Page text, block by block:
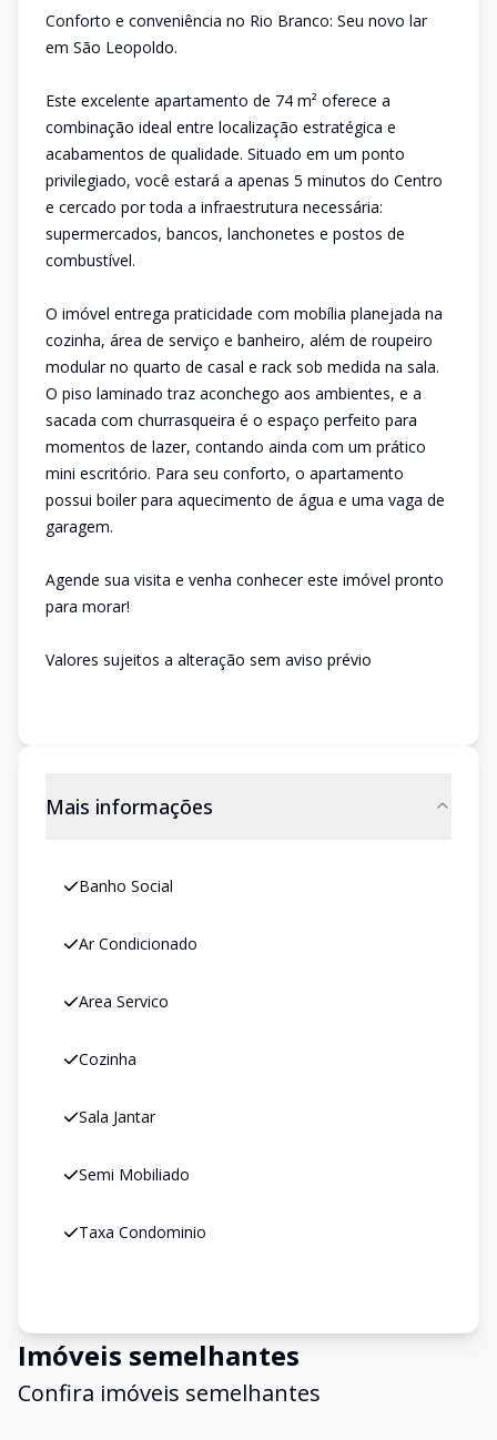
Conforto e conveniência no Rio Branco: Seu novo lar
em São Leopoldo.
Este excelente apartamento de 74 m² oferece a
combinação ideal entre localização estratégica e
acabamentos de qualidade. Situado em um ponto
privilegiado, você estará a apenas 5 minutos do Centro
e cercado por toda a infraestrutura necessária:
supermercados, bancos, lanchonetes e postos de
combustível.
O imóvel entrega praticidade com mobília planejada na
cozinha, área de serviço e banheiro, além de roupeiro
modular no quarto de casal e rack sob medida na sala.
O piso laminado traz aconchego aos ambientes, e a
sacada com churrasqueira é o espaço perfeito para
momentos de lazer, contando ainda com um prático
mini escritório. Para seu conforto, o apartamento
possui boiler para aquecimento de água e uma vaga de
garagem.
Agende sua visita e venha conhecer este imóvel pronto
para morar!
Valores sujeitos a alteração sem aviso prévio
Mais informações
Banho Social
Ar Condicionado
Area Servico
Cozinha
Sala Jantar
Semi Mobiliado
Taxa Condominio
Imóveis semelhantes
Confira imóveis semelhantes